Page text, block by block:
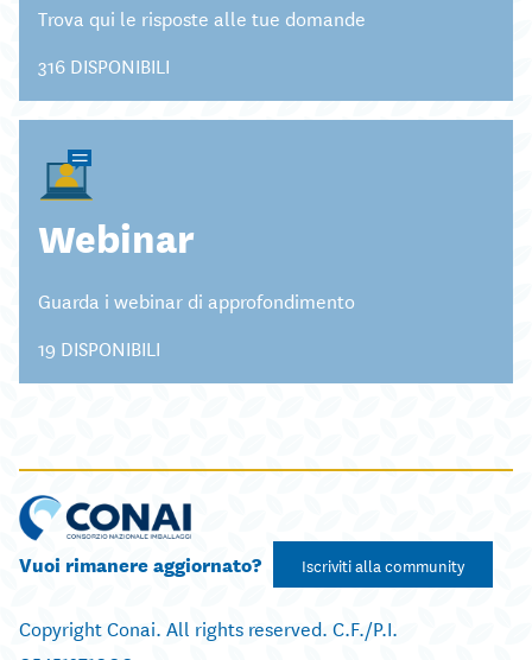
Trova qui le risposte alle tue domande
316 DISPONIBILI
Webinar
Guarda i webinar di approfondimento
19 DISPONIBILI
Vuoi rimanere aggiornato? Iscriviti alla community
Copyright Conai. All rights reserved. C.F./P.I.